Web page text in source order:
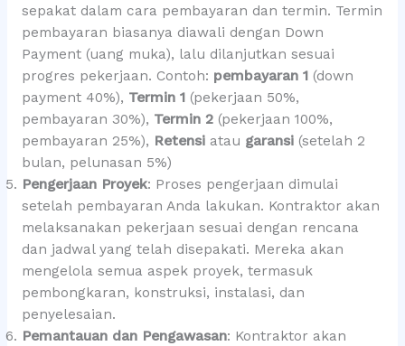
sepakat dalam cara pembayaran dan termin. Termin
pembayaran biasanya diawali dengan Down
Payment (uang muka), lalu dilanjutkan sesuai
progres pekerjaan. Contoh: pembayaran 1(down
payment 40%), Termin 1(pekerjaan 50%,
pembayaran 30%), Termin 2(pekerjaan 100%,
pembayaran 25%), Retensiatau garansi(setelah 2
bulan, pelunasan 5%)
Pengerjaan Proyek: Proses pengerjaan dimulai
setelah pembayaran Anda lakukan. Kontraktor akan
melaksanakan pekerjaan sesuai dengan rencana
dan jadwal yang telah disepakati. Mereka akan
mengelola semua aspek proyek, termasuk
pembongkaran, konstruksi, instalasi, dan
penyelesaian.
Pemantauan dan Pengawasan: Kontraktor akan